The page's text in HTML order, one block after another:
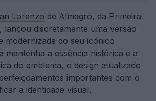
Lorenzo de Almagro, da Primeira
lançou discretamente uma versão
modernizada do seu icónico
mantenha a essência histórica e a
do emblema, o design atualizado
importantes com o
a identidade visual.